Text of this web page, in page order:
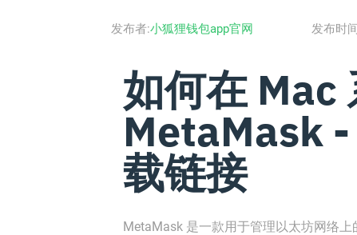
发布者:小狐狸钱包app官网 发布时
如何在 Mac
MetaMask
载链接
MetaMask 是一款用于管理以太坊网络